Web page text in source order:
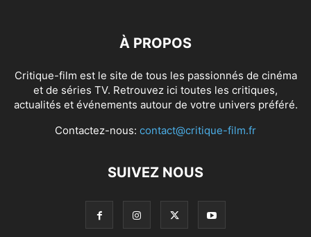
À PROPOS
Critique-film est le site de tous les passionnés de cinéma
et de séries TV. Retrouvez ici toutes les critiques,
actualités et événements autour de votre univers préféré.
Contactez-nous: contact@critique-film.fr
SUIVEZ NOUS